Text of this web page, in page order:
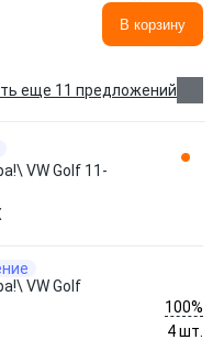
В корзину
еще 11 предложений
VW Golf 11-
VW Golf
100%
4 шт.